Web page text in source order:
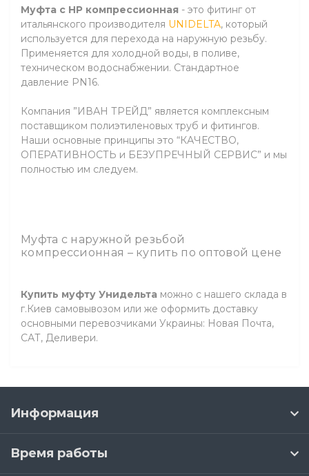
Муфта с НР компрессионная - это фитинг от
итальянского производителя UNIDELTA, который
используется для перехода на наружную резьбу.
Применяется для холодной воды, в поливе,
техническом водоснабжении. Стандартное
давление PN16.
Компания ”ИВАН ТРЕЙД” является комплексным
поставщиком полиэтиленовых труб и фитингов.
Наши основные принципы это “КАЧЕСТВО,
ОПЕРАТИВНОСТЬ и БЕЗУПРЕЧНЫЙ СЕРВИС” и мы
полностью им следуем.
Муфта с наружной резьбой
компрессионная – купить по оптовой цене
Купить муфту Унидельта можно с нашего склада в
г.Киев самовывозом или же оформить доставку
основными перевозчиками Украины: Новая Почта,
САТ, Деливери.
Информация
Время работы